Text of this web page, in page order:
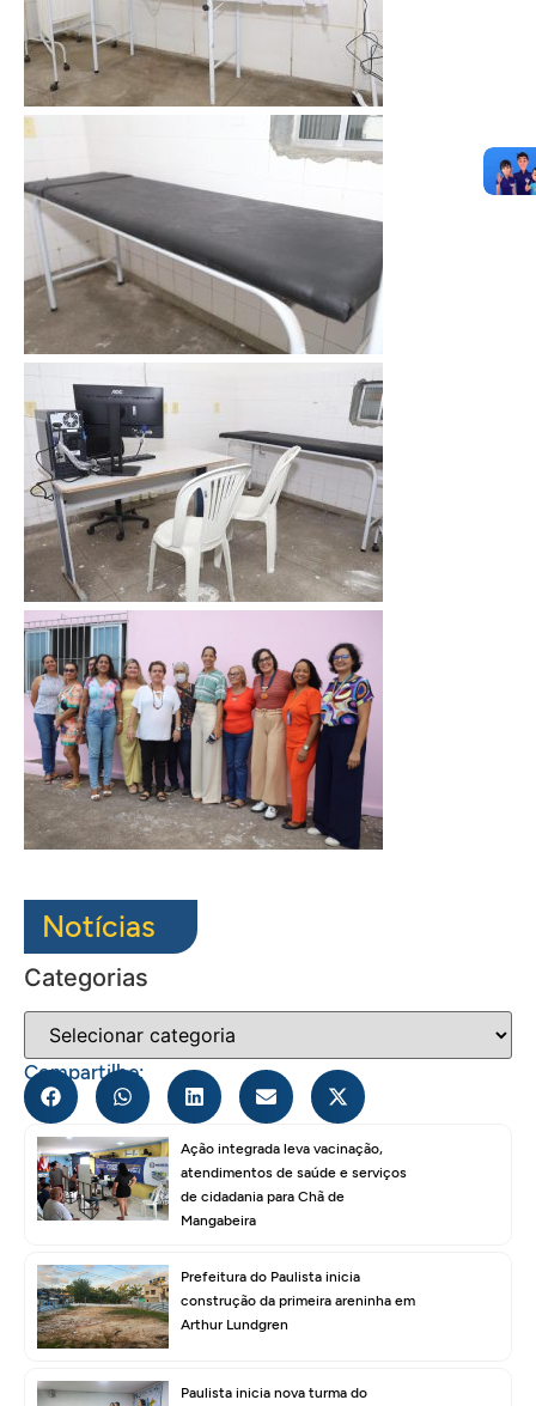
Notícias
Categorias
Compartilhe:
Ação integrada leva vacinação,
atendimentos de saúde e serviços
de cidadania para Chã de
Mangabeira
Prefeitura do Paulista inicia
construção da primeira areninha em
Arthur Lundgren
Paulista inicia nova turma do